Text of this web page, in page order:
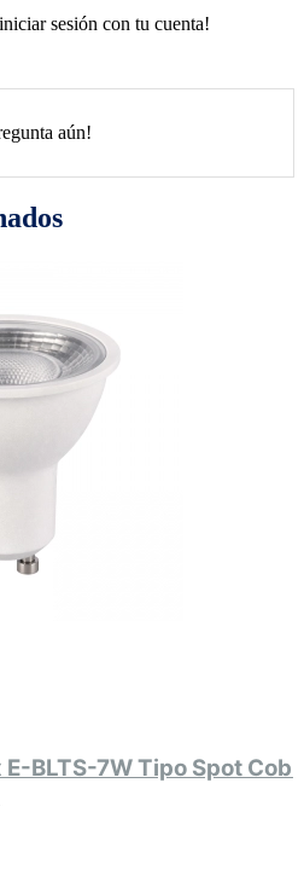
sesión con tu cuenta!
aún!
BLTS-7W Tipo Spot Cob